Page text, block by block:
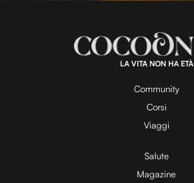
a
y
V
:
1
0
0
.
0
LA VITA NON HA ETÀ
Community
Corsi
Viaggi
Salute
Magazine